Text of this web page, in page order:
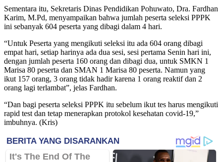
Sementara itu, Sekretaris Dinas Pendidikan Pohuwato, Dra. Fardhan
Karim, M.Pd, menyampaikan bahwa jumlah peserta seleksi PPPK
ini sebanyak 604 peserta yang dibagi dalam 4 hari.
“Untuk Peserta yang mengikuti seleksi itu ada 604 orang dibagi
empat hari, setiap harinya ada dua sesi, sesi pertama Senin hari ini,
dengan jumlah peserta 160 orang dan dibagi dua, untuk SMKN 1
Marisa 80 peserta dan SMAN 1 Marisa 80 peserta. Namun yang
ikut 157 orang, 3 orang tidak hadir karena 1 orang reaktif dan 2
orang lagi terlambat”, jelas Fardhan.
“Dan bagi peserta seleksi PPPK itu sebelum ikut tes harus mengikuti
rapid test dan tetap menerapkan protokol kesehatan covid-19,”
imbuhnya. (Kris)